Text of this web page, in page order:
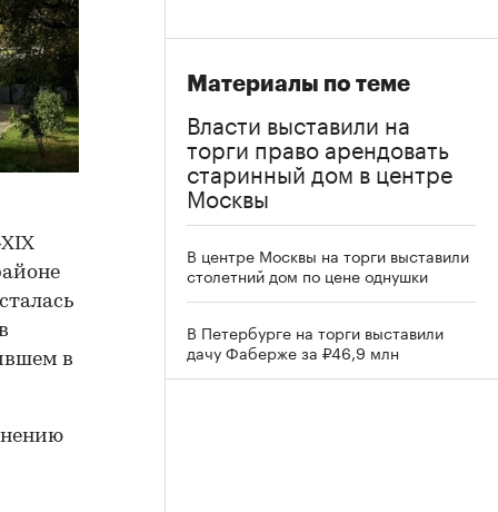
в
Материалы по теме
Власти выставили на
торги право арендовать
старинный дом в центре
Москвы
В центре Москвы на торги выставили
столетний дом по цене однушки
В Петербурге на торги выставили
дачу Фаберже за ₽46,9 млн